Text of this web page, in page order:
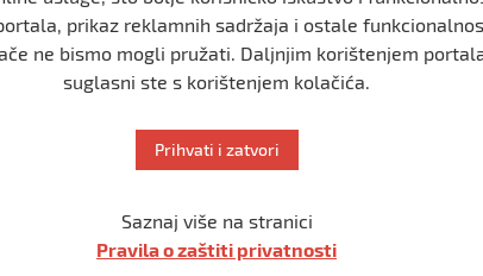
za globalno krivično pravosuđe i jedan od
ove sedmice u BiH kako bi saznao više o 30-
odgovornih za zločine počinjene tokom rata
zločine Tužilaštva BiH i Adninom Hasićem
1992 Mostar, te novinarima BIRN-a kako
u BiH, uključujući podršku preživjelima i
prikaz reklamnih sadržaja i ostale
ne bismo mogli pružati. Daljnjim korištenjem
suglasni ste s korištenjem kolačića.
Prihvati i zatvori
Saznaj više na stranici
Pravila o zaštiti privatnosti